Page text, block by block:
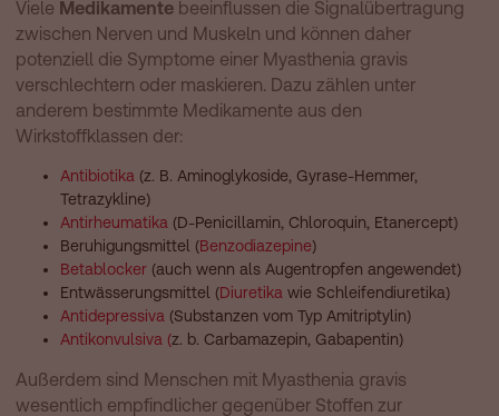
Viele Medikamente beeinflussen die Signalübertragung
zwischen Nerven und Muskeln und können daher
potenziell die Symptome einer Myasthenia gravis
verschlechtern oder maskieren. Dazu zählen unter
anderem bestimmte Medikamente aus den
Wirkstoffklassen der:
Antibiotika (z. B. Aminoglykoside, Gyrase-Hemmer,
Tetrazykline)
Antirheumatika (D-Penicillamin, Chloroquin, Etanercept)
Beruhigungsmittel (Benzodiazepine)
Betablocker (auch wenn als Augentropfen angewendet)
Entwässerungsmittel (Diuretika wie Schleifendiuretika)
Antidepressiva (Substanzen vom Typ Amitriptylin)
Antikonvulsiva (z. b. Carbamazepin, Gabapentin)
Außerdem sind Menschen mit Myasthenia gravis
wesentlich empfindlicher gegenüber Stoffen zur